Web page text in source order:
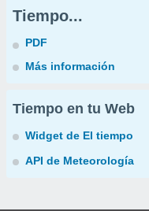
Tiempo...
PDF
Más información
Tiempo en tu Web
Widget de El tiempo
API de Meteorología